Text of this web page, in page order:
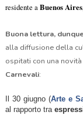
residente aBuenos
Buona lettura,
alla diffusione della
ospitati con una
Carnevali:
Il 30 giugno (Arte e
al rapporto tra